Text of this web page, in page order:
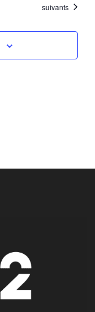
Évènements
suivants